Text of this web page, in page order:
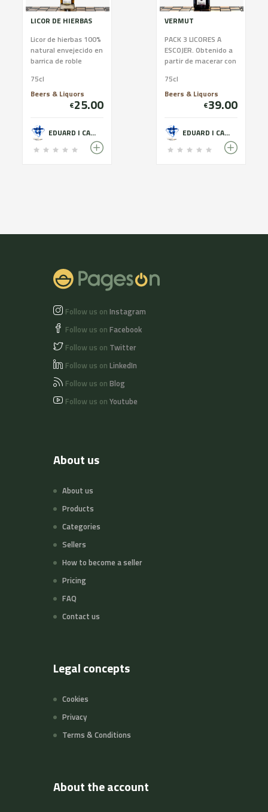
LICOR DE HIERBAS
Licor de hierbas 100%
natural envejecido en
barrica de roble
botellas a escoger el
licor que pr...
75cl
Beers & Liquors
€25.00
EDUARD I CARLOS GABARRÓ
VERMUT
PACK 3 LICORES A
ESCOJER. Obtenido a
partir de macerar con
buena calidad con
especias, hierbas e
75cl
Beers & Liquors
€39.00
EDUARD I CARLOS GABARRÓ
Follow us on Instagram
Follow us on Facebook
Follow us on Twitter
Follow us on LinkedIn
Follow us on Blog
Follow us on Youtube
About us
About us
Products
Categories
Sellers
How to become a seller
Pricing
FAQ
Contact us
Legal concepts
Cookies
Privacy
Terms & Conditions
About the account